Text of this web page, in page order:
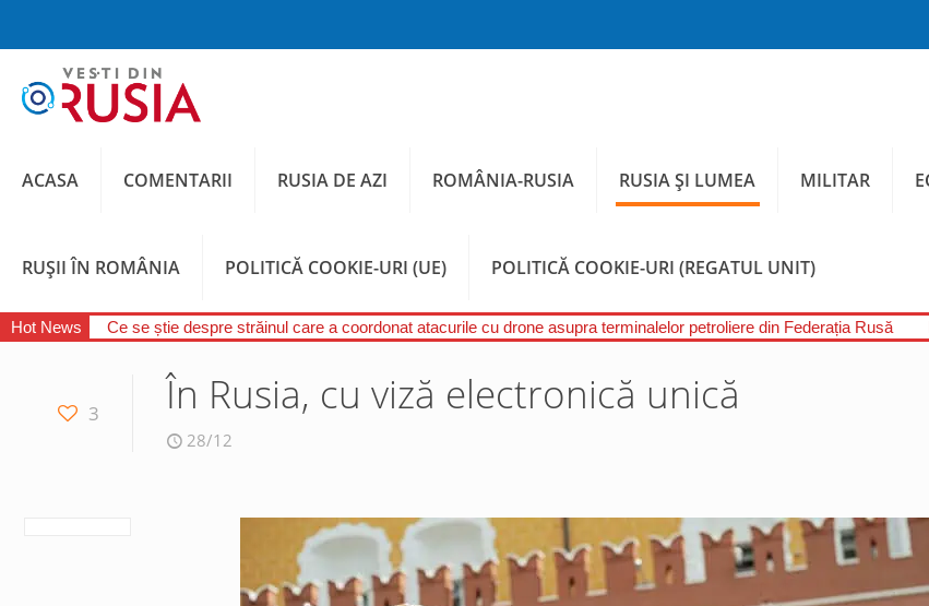
ACASA COMENTARII RUSIA DE AZI ROMÂNIA-RUSIA RUSIA ȘI LUMEA MILITAR
RUȘII ÎN ROMÂNIA POLITICĂ COOKIE-URI (UE) POLITICĂ COOKIE-URI (REGATUL UNIT)
Hot News Ce se știe despre străinul care a coordonat atacurile cu drone asupra terminalelor petroliere din Federația Rusă
3 În Rusia, cu viză electronică unică
28/12